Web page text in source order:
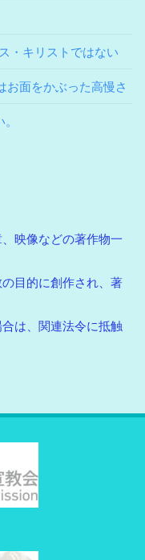
・キリストではない
お面をかぶった高慢さ
映像などの著作物一
目的に創作され、著
は、関連法令に抵触